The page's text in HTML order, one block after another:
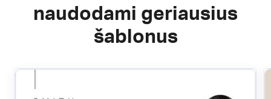
naudodami geriausius
šablonus